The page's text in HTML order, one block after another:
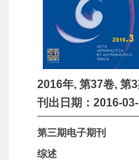
2016年, 第37卷, 第3
刊出日期：2016-
第三期电子期刊
综述